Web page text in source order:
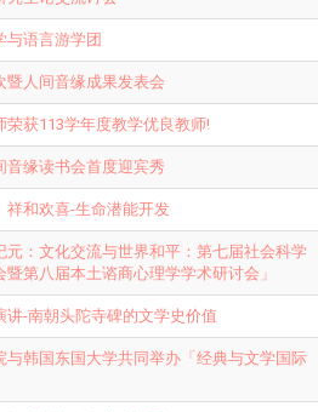
与语言游学团
暨人间音缘成果发表会
荣获113学年度教学优良教师!
音缘读书会首度迎宾秀
祥和欢喜-生命潜能开发
元：文化交流与世界和平：第七届社会科学
第八届本土谘商心理学学术研讨会」
讲-南朝头陀寺碑的文学史价值
与韩国东国大学共同举办「经典与文学国际